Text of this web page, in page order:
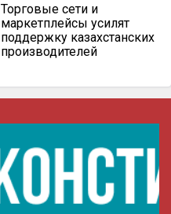
Торговые сети и
маркетплейсы усилят
поддержку казахстанских
производителей